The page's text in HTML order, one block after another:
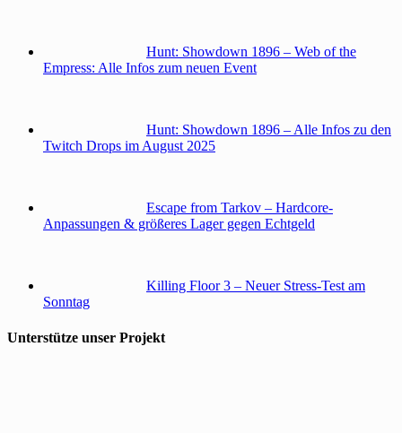
Hunt: Showdown 1896 – Web of the
Empress: Alle Infos zum neuen Event
Hunt: Showdown 1896 – Alle Infos zu den
Twitch Drops im August 2025
Escape from Tarkov – Hardcore-
Anpassungen & größeres Lager gegen Echtgeld
Killing Floor 3 – Neuer Stress-Test am
Sonntag
Unterstütze unser Projekt